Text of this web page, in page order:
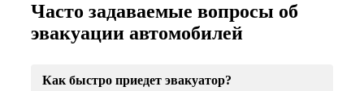
Часто задаваемые вопросы об
эвакуации автомобилей
Как быстро приедет эвакуатор?